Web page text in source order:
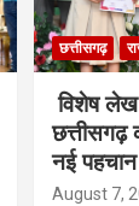
छत्तीसगढ़
विशेष लेख
छत्तीसगढ़
नई पहचान
August 7,